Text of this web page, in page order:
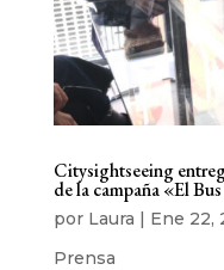
Citysightseeing
de la campaña «El
por Laura | Ene 22,
Prensa